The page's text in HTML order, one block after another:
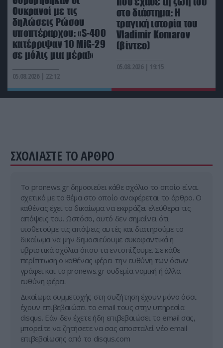
Το «θηρίο» των 450 εκατ. δολαρίων έδεσε στον
Πόρο – Η υπερπολυτελής θαλαμηγός που κοστίζει
όσο μια περιουσία (φώτο)
ΙΣΤΟΡΙΑ
Κι όμως υπήερξε χώρα που υπήρχε για 3 μήνες!
Ουκρανοί με τις
δηλώσεις Ρώσου
υποπτέραρχου: «S-400
κατέρριψαν 10 MiG-29
σε μόλις μια μέρα!»
05.08.2026 | 22:12
στο διάστημα: Η
τραγική ιστορία του
Vladimir Komarov
(βίντεο)
05.08.2026 | 19:15
ΣΧΟΛΙΑΣΤΕ ΤΟ ΑΡΘΡΟ
Tο pronews.gr δημοσιεύει κάθε σχόλιο το οποίο είναι
σχετικό με το θέμα στο οποίο αναφέρεται το άρθρο. Ο
καθένας έχει το δικαίωμα να εκφράζει ελεύθερα τις
απόψεις του. Ωστόσο, αυτό δεν σημαίνει ότι
υιοθετούμε τις απόψεις αυτές και διατηρούμε το
δικαίωμα να μην δημοσιεύουμε συκοφαντικά ή
υβριστικά σχόλια όπου τα εντοπίζουμε. Σε κάθε
περίπτωση ο καθένας φέρει την ευθύνη των όσων
γράφει και το pronews.gr ουδεμία νομική ή άλλα
ευθύνη φέρει.
Δικαίωμα συμμετοχής στη συζήτηση έχουν μόνο όσοι
έχουν επιβεβαιώσει το email τους στην υπηρεσία
disqus. Εάν δεν έχετε ήδη επιβεβαιώσει το email σας,
μπορείτε να ζητήσετε να σας αποσταλεί νέο email
επιβεβαίωσης από το disqus.com